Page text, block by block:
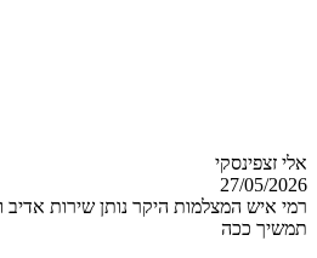
אלי זצפינסקי
27/05/2026
רמי איש המצלמות היקר נותן שירות אדיב
תמשיך ככה